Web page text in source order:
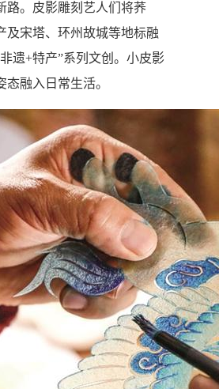
路。皮影雕刻艺人们将荞
及宋塔、环州故城等地标融
遗+特产”系列文创。小皮影
态融入日常生活。